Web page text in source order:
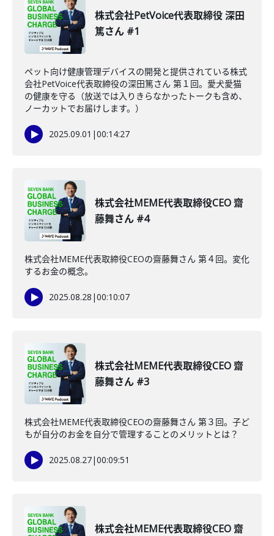
株式会社PetVoice代表取締役 深田
篤さん #1
ペット向け健康管理デバイスの開発と提供されている株式
会社PetVoice代表取締役の深田篤さん 第１回。愛犬愛猫
の健康を守る（放送では入りきらなかったトークも含め、
ノーカットでお届けします。）
2025.09.01 |00:14:27
株式会社MEME代表取締役CEO 齋
藤舞さん #4
株式会社MEME代表取締役CEOの齋藤舞さん 第４回。変化
するお金の概念。
2025.08.28 |00:10:07
株式会社MEME代表取締役CEO 齋
藤舞さん #3
株式会社MEME代表取締役CEOの齋藤舞さん 第３回。子ど
もが自分のお金を自分で管理することのメリットとは？
2025.08.27|00:09:51
株式会社MEME代表取締役CEO 齋